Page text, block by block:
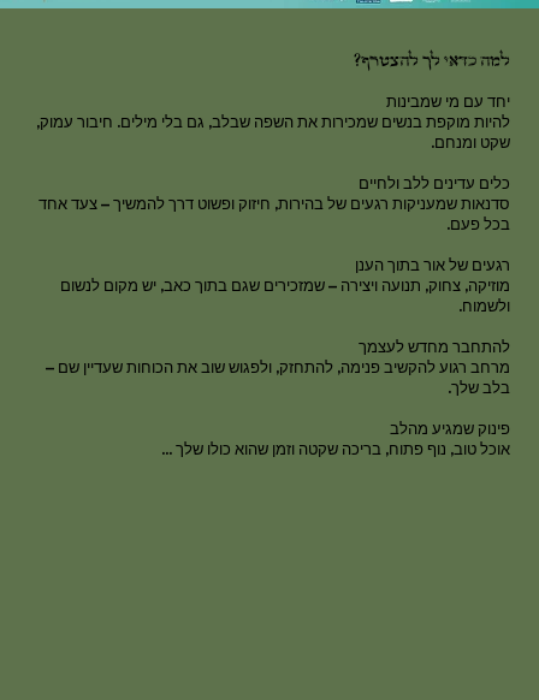
למה כדאי לך להצטרף?
יחד עם מי שמבינות
להיות מוקפת בנשים שמכירות את השפה שבלב, גם בלי מילים. חיבור עמוק,
שקט ומנחם.
כלים עדינים ללב ולחיים
סדנאות שמעניקות רגעים של בהירות, חיזוק ופשוט דרך להמשיך – צעד אחד
בכל פעם.
רגעים של אור בתוך הענן
מוזיקה, צחוק, תנועה ויצירה – שמזכירים שגם בתוך כאב, יש מקום לנשום
ולשמוח.
להתחבר מחדש לעצמך
מרחב רגוע להקשיב פנימה, להתחזק, ולפגוש שוב את הכוחות שעדיין שם –
בלב שלך.
פינוק שמגיע מהלב
אוכל טוב, נוף פתוח, בריכה שקטה וזמן שהוא כולו שלך ...